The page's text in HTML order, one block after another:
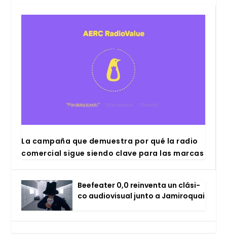
La cam­pa­ña que demues­tra por qué la radio
comer­cial sigue sien­do cla­ve para las mar­cas
Bee­fea­ter 0,0 rein­ven­ta un clá­si­
co audio­vi­sual jun­to a Jami­ro­quai